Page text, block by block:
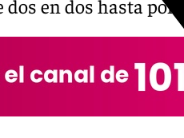
dos en dos hasta